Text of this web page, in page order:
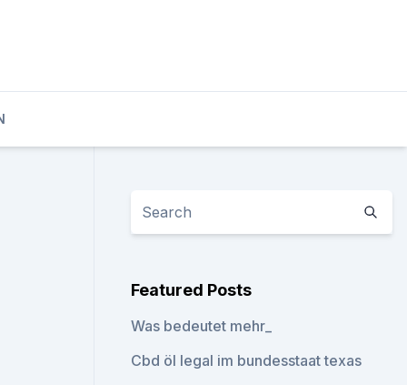
Featured Posts
Was bedeutet mehr_
Cbd öl legal im bundesstaat texas